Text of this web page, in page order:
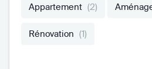
Appartement (2)
Rénovation (1)